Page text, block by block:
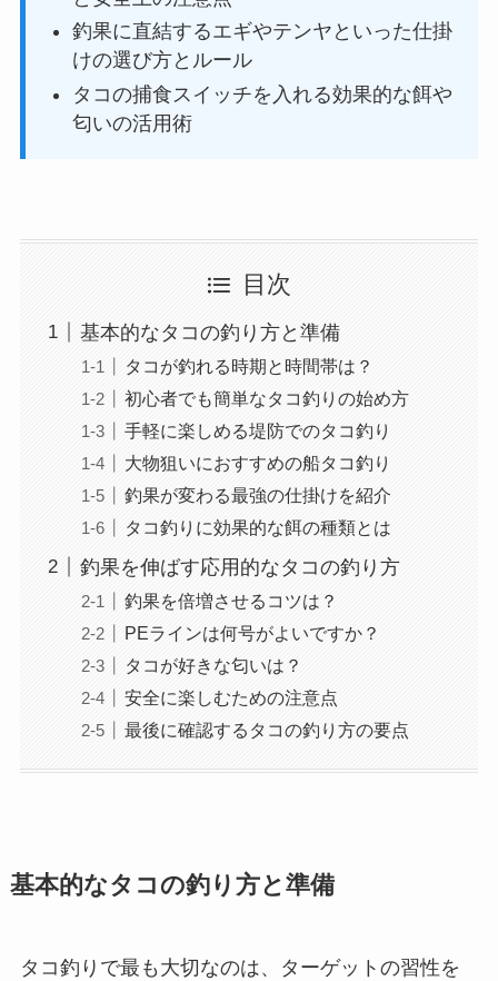
釣果に直結するエギやテンヤといった仕掛
けの選び方とルール
タコの捕食スイッチを入れる効果的な餌や
匂いの活用術
目次
基本的なタコの釣り方と準備
タコが釣れる時期と時間帯は？
初心者でも簡単なタコ釣りの始め方
手軽に楽しめる堤防でのタコ釣り
大物狙いにおすすめの船タコ釣り
釣果が変わる最強の仕掛けを紹介
タコ釣りに効果的な餌の種類とは
釣果を伸ばす応用的なタコの釣り方
釣果を倍増させるコツは？
PEラインは何号がよいですか？
タコが好きな匂いは？
安全に楽しむための注意点
最後に確認するタコの釣り方の要点
基本的なタコの釣り方と準備
タコ釣りで最も大切なのは、ターゲットの習性を